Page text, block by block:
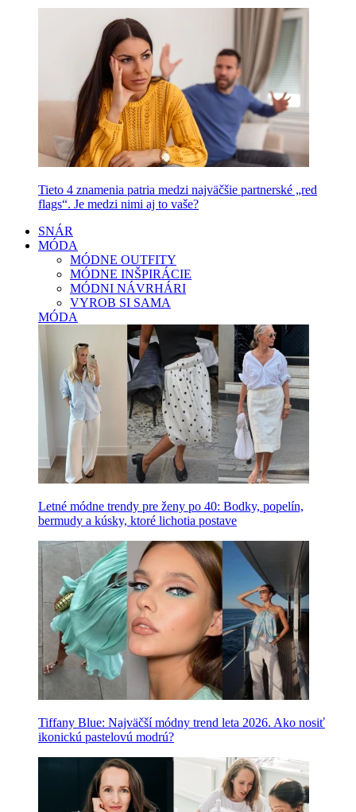
Tieto 4 znamenia patria medzi najväčšie partnerské „red
flags“. Je medzi nimi aj to vaše?
SNÁR
MÓDA
MÓDNE OUTFITY
MÓDNE INŠPIRÁCIE
MÓDNI NÁVRHÁRI
VYROB SI SAMA
MÓDA
Letné módne trendy pre ženy po 40: Bodky, popelín,
bermudy a kúsky, ktoré lichotia postave
Tiffany Blue: Najväčší módny trend leta 2026. Ako nosiť
ikonickú pastelovú modrú?